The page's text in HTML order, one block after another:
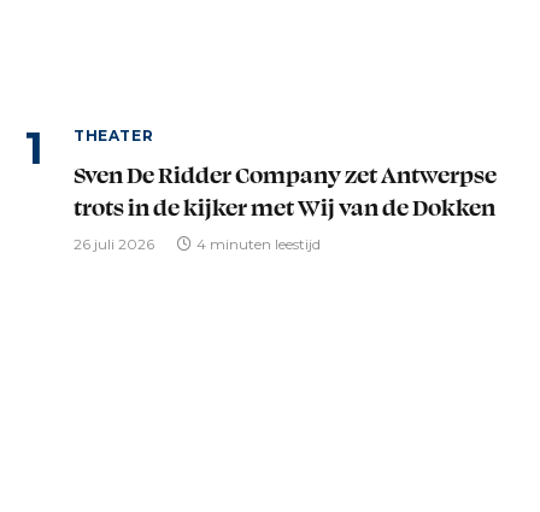
THEATER
Sven De Ridder Company zet Antwerpse
trots in de kijker met Wij van de Dokken
26 juli 2026 4 minuten leestijd